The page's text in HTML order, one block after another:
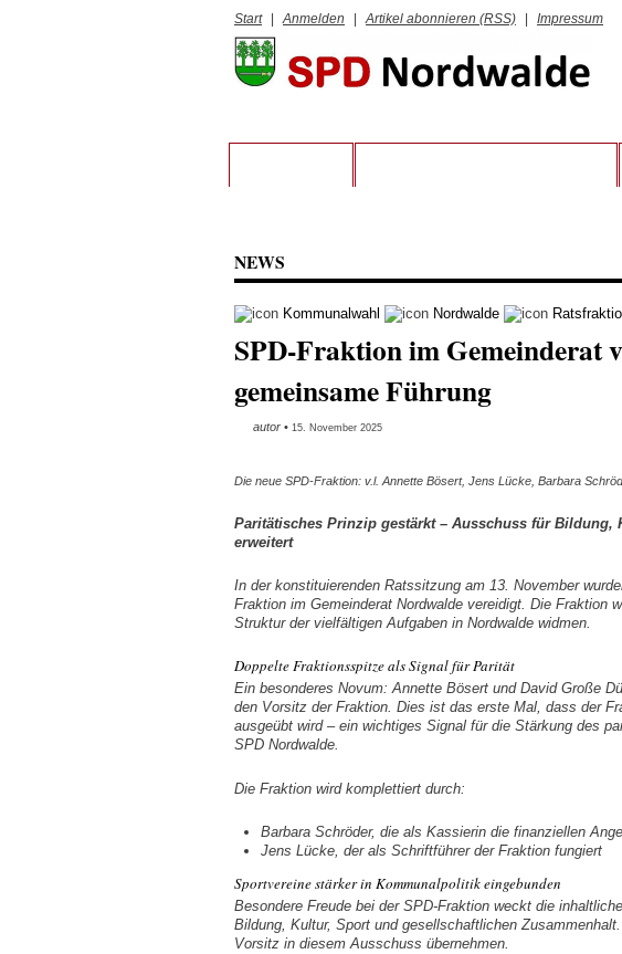
Start| Anmelden | Artikel abonnieren (RSS) | Impressum
NEWS
Kommunalwahl Nordwalde
SPD-Fraktion im Gemeinderat
gemeinsame Führung
autor • 15. November 2025
Die neue SPD-Fraktion: v.l. Annette Bösert, Jens Lücke, Barbara
Paritätisches Prinzip gestärkt – Ausschuss für
erweitert
In der konstituierenden Ratssitzung am 13. November
Fraktion im Gemeinderat Nordwalde vereidigt. Die Fraktion
Struktur der vielfältigen Aufgaben in Nordwalde widmen.
Doppelte Fraktionsspitze als Signal für Parität
Ein besonderes Novum: Annette Bösert und David Große
den Vorsitz der Fraktion. Dies ist das erste Mal, dass der
ausgeübt wird – ein wichtiges Signal für die Stärkung des
SPD Nordwalde.
Die Fraktion wird komplettiert durch:
Barbara Schröder, die als Kassierin die finanziellen
Jens Lücke, der als Schriftführer der Fraktion fungiert
Sportvereine stärker in Kommunalpolitik eingebunden
Besondere Freude bei der SPD-Fraktion weckt die
Bildung, Kultur, Sport und gesellschaftlichen
Vorsitz in diesem Ausschuss übernehmen.